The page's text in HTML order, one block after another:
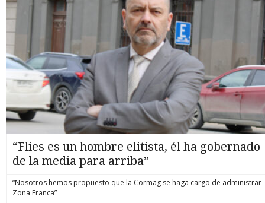
“Flies es un hombre elitista, él ha gobernado
de la media para arriba”
“Nosotros hemos propuesto que la Cormag se haga cargo de administrar
Zona Franca”